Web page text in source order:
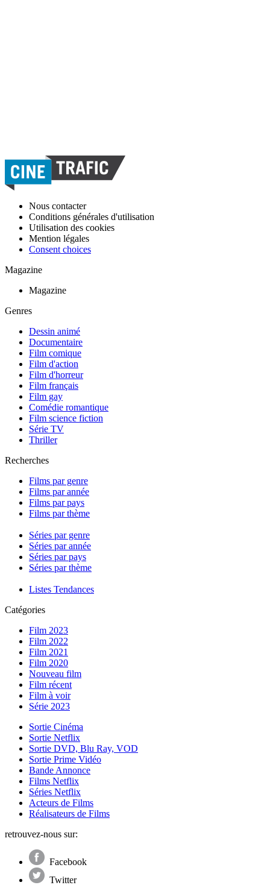
Nous contacter
Conditions générales d'utilisation
Utilisation des cookies
Mention légales
Consent choices
Magazine
Magazine
Genres
Dessin animé
Documentaire
Film comique
Film d'action
Film d'horreur
Film français
Film gay
Comédie romantique
Film science fiction
Série TV
Thriller
Recherches
Films par genre
Films par année
Films par pays
Films par thème
Séries par genre
Séries par année
Séries par pays
Séries par thème
Listes Tendances
Catégories
Film 2023
Film 2022
Film 2021
Film 2020
Nouveau film
Film récent
Film à voir
Série 2023
Sortie Cinéma
Sortie Netflix
Sortie DVD, Blu Ray, VOD
Sortie Prime Vidéo
Bande Annonce
Films Netflix
Séries Netflix
Acteurs de Films
Réalisateurs de Films
retrouvez-nous sur:
Facebook
Twitter